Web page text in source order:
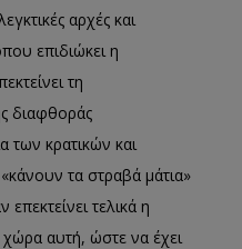
αρχές και
επιδιώκει η
τη
διαφθοράς
των κρατικών και
τα στραβά μάτια»
τελικά η
αυτή, ώστε να έχει